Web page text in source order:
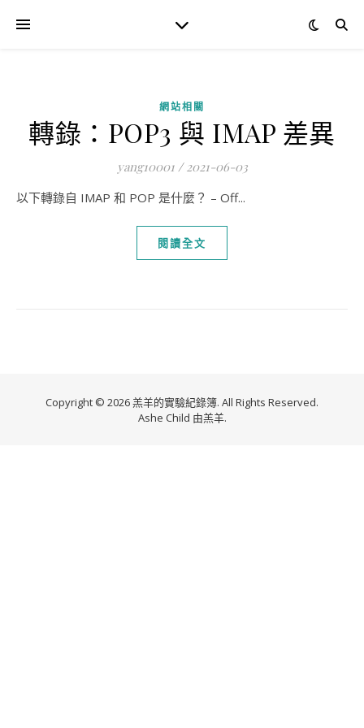
網站相關
轉錄：POP3 與 IMAP 差異
yang10001 / 2021-06-03
以下轉錄自 IMAP 和 POP 是什麼？ – Off...
閱讀全文
Copyright © 2026 羔羊的實驗紀錄簿. All Rights Reserved.
Ashe Child 由羔羊.